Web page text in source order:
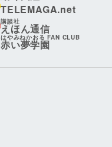
TELEMAGA.net
講談社
えほん通信
はやみねかおる FAN CLUB
赤い夢学園